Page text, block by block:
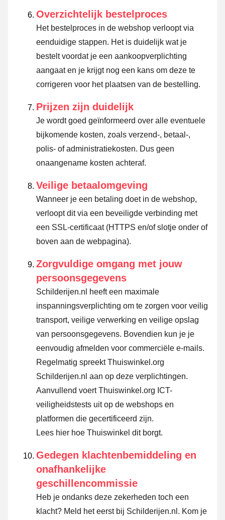
Overzichtelijk bestelproces
Het bestelproces in de webshop verloopt via
eenduidige stappen. Het is duidelijk wat je
bestelt voordat je een aankoopverplichting
aangaat en je krijgt nog een kans om deze te
corrigeren voor het plaatsen van de bestelling.
Prijzen zijn duidelijk
Je wordt goed geïnformeerd over alle eventuele
bijkomende kosten, zoals verzend-, betaal-,
polis- of administratiekosten. Dus geen
onaangename kosten achteraf.
Veilige betaalomgeving
Wanneer je een betaling doet in de webshop,
verloopt dit via een beveiligde verbinding met
een SSL-certificaat (HTTPS en/of slotje onder of
boven aan de webpagina).
Zorgvuldige omgang met jouw
persoonsgegevens
Schilderijen.nl heeft een maximale
inspanningsverplichting om te zorgen voor veilig
transport, veilige verwerking en veilige opslag
van persoonsgegevens. Bovendien kun je je
eenvoudig afmelden voor commerciële e-mails.
Regelmatig spreekt Thuiswinkel.org
Schilderijen.nl aan op deze verplichtingen.
Aanvullend voert Thuiswinkel.org ICT-
veiligheidstests uit op de webshops en
platformen die gecertificeerd zijn.
Lees hier hoe Thuiswinkel dit borgt.
Gedegen klachtenbemiddeling en
onafhankelijke
geschillencommissie
Heb je ondanks deze zekerheden toch een
klacht? Meld het eerst bij Schilderijen.nl. Kom je